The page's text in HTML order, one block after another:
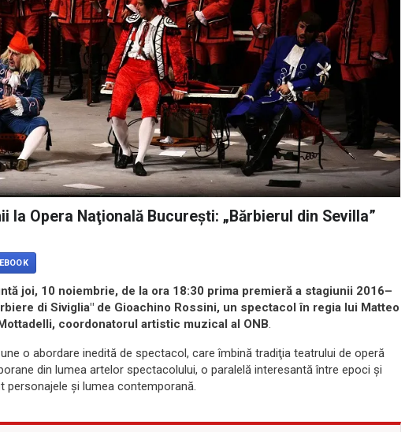
la Opera Naţională Bucureşti: „Bărbierul din Sevilla”
joi, 10 noiembrie, de la ora 18:30 prima premieră a stagiunii 2016–
di Siviglia" de Gioachino Rossini, un spectacol în regia lui Matteo
coordonatorul artistic muzical al ONB.
o abordare inedită de spectacol, care îmbină tradiţia teatrului de operă
din lumea artelor spectacolului, o paralelă interesantă între epoci şi
personajele şi lumea contemporană.